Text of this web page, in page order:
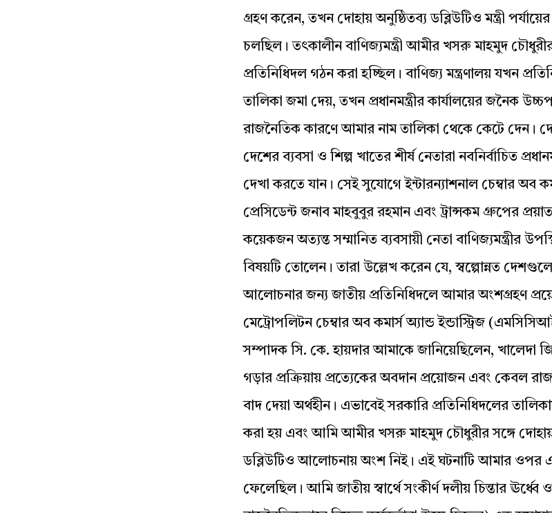
গ্রহণ করেন, তখন দোহায় অনুষ্ঠিতব্য ডব্লিউটিও মন্ত্রী
চলছিল। তৎকালীন বাণিজ্যমন্ত্রী আমীর খসরু মাহমুদ
প্রতিনিধিদল গঠন করা হচ্ছিল। বাণিজ্য মন্ত্রণালয় যখন
তালিকা জমা দেয়, তখন প্রধানমন্ত্রীর কার্যালয়ের জনৈক
রাজনৈতিক কারণে আমার নাম তালিকা থেকে কেটে দেন।
দেশের ব্যবসা ও শিল্প খাতের শীর্ষ নেতারা নবনির্বাচিত
দেখা করতে যান। সেই সুযোগে ইন্টারন্যাশনাল চেম্বার অব
প্রেসিডেন্ট জনাব মাহবুবুর রহমান এবং ট্রান্সকম গ্রুপের
কয়েকজন অত্যন্ত সম্মানিত ব্যবসায়ী নেতা বাণিজ্যমন্ত্রীর
বিষয়টি তোলেন। তারা উল্লেখ করেন যে, স্বল্পোন্নত
আলোচনার জন্য জাতীয় প্রতিনিধিদলে আমার অংশগ্রহণ
মেট্রোপলিটন চেম্বার অব কমার্স অ্যান্ড ইন্ডাস্ট্রিজ
সম্পাদক সি. কে. হায়দার আমাকে জানিয়েছিলেন, খালেদা
গড়ার প্রক্রিয়ায় প্রত্যেকের অবদান প্রয়োজন এবং কেবল
বাদ দেয়া অর্থহীন। এভাবেই সরকারি প্রতিনিধিদলের
করা হয় এবং আমি আমীর খসরু মাহমুদ চৌধুরীর সঙ্গে
ডব্লিউটিও আলোচনায় অংশ নিই। এই ঘটনাটি আমার ওপর এক
ফেলেছিল। আমি জাতীয় স্বার্থে সংকীর্ণ দলীয় চিন্তার ঊর্ধ্বে